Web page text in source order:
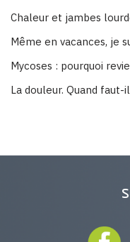
Chaleur et jambes
Même en vacances, je
Mycoses : pourquoi
La douleur. Quand